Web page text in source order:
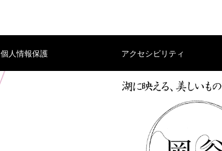
個人情報保護 アクセシビリティ